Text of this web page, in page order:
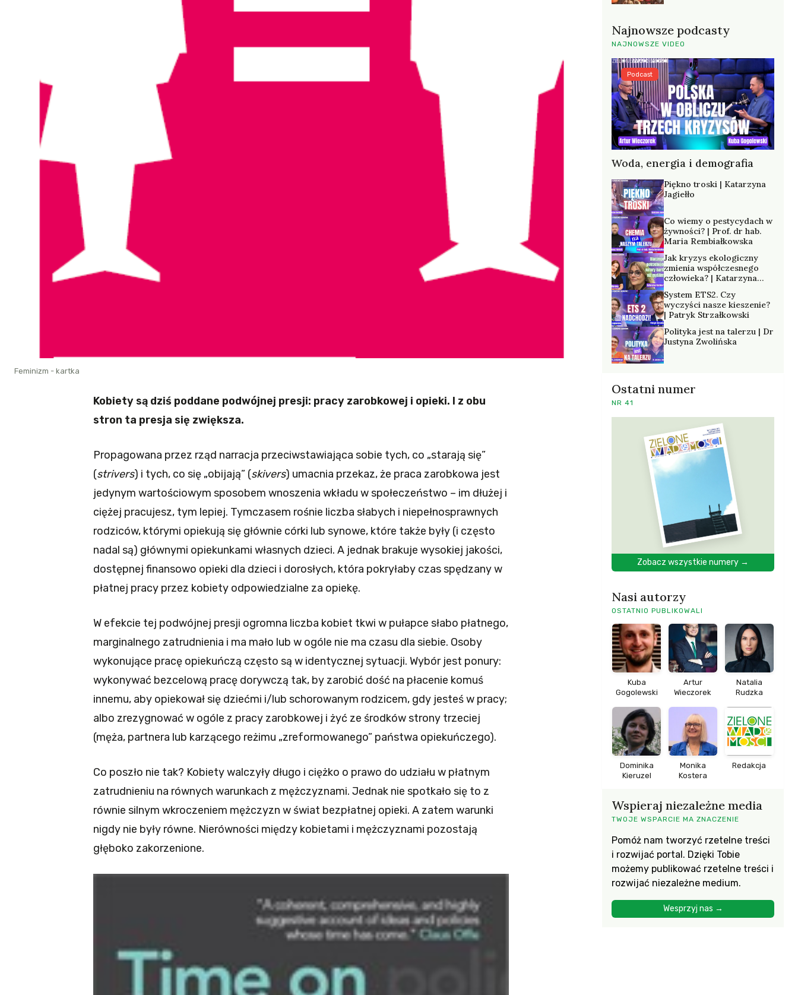
Feminizm - kartka
Kobiety są dziś poddane podwójnej presji: pracy zarobkowej i opieki. I z obu
stron ta presja się zwiększa.
Propagowana przez rząd narracja przeciwstawiająca sobie tych, co „starają się”
(strivers) i tych, co się „obijają” (skivers) umacnia przekaz, że praca zarobkowa jest
jedynym wartościowym sposobem wnoszenia wkładu w społeczeństwo – im dłużej i
ciężej pracujesz, tym lepiej. Tymczasem rośnie liczba słabych i niepełnosprawnych
rodziców, którymi opiekują się głównie córki lub synowe, które także były (i często
nadal są) głównymi opiekunkami własnych dzieci. A jednak brakuje wysokiej jakości,
dostępnej finansowo opieki dla dzieci i dorosłych, która pokryłaby czas spędzany w
płatnej pracy przez kobiety odpowiedzialne za opiekę.
W efekcie tej podwójnej presji ogromna liczba kobiet tkwi w pułapce słabo płatnego,
marginalnego zatrudnienia i ma mało lub w ogóle nie ma czasu dla siebie. Osoby
wykonujące pracę opiekuńczą często są w identycznej sytuacji. Wybór jest ponury:
wykonywać bezcelową pracę dorywczą tak, by zarobić dość na płacenie komuś
innemu, aby opiekował się dziećmi i/lub schorowanym rodzicem, gdy jesteś w pracy;
albo zrezygnować w ogóle z pracy zarobkowej i żyć ze środków strony trzeciej
(męża, partnera lub karzącego reżimu „zreformowanego” państwa opiekuńczego).
Co poszło nie tak? Kobiety walczyły długo i ciężko o prawo do udziału w płatnym
zatrudnieniu na równych warunkach z mężczyznami. Jednak nie spotkało się to z
równie silnym wkroczeniem mężczyzn w świat bezpłatnej opieki. A zatem warunki
nigdy nie były równe. Nierówności między kobietami i mężczyznami pozostają
głęboko zakorzenione.
Najnowsze podcasty
NAJNOWSZE VIDEO
Woda, energia i demografia
Podcast
Piękno troski | Katarzyna
Jagiełło
Co wiemy o pestycydach w
żywności? | Prof. dr hab.
Maria Rembiałkowska
Jak kryzys ekologiczny
zmienia współczesnego
człowieka? | Katarzyna
System ETS2. Czy
wyczyści nasze kieszenie?
| Patryk Strzałkowski
Polityka jest na talerzu | Dr
Justyna Zwolińska
Ostatni numer
NR 41
Zobacz wszystkie numery →
Nasi autorzy
OSTATNIO PUBLIKOWALI
Kuba
Gogolewski
Artur
Wieczorek
Natalia
Rudzka
Dominika
Kieruzel
Monika
Kostera
Redakcja
Wspieraj niezależne media
TWOJE WSPARCIE MA ZNACZENIE
Pomóż nam tworzyć rzetelne treści
i rozwijać portal. Dzięki Tobie
możemy publikować rzetelne treści i
rozwijać niezależne medium.
Wesprzyj nas →